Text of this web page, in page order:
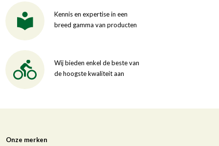
Kennis en expertise in een
breed gamma van producten
Wij bieden enkel de beste van
de hoogste kwaliteit aan
Onze merken